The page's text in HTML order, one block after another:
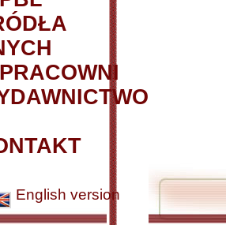
English version